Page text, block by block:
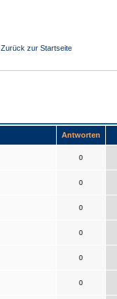
Zurück zur Startseite
Antworten
0
0
0
0
0
0